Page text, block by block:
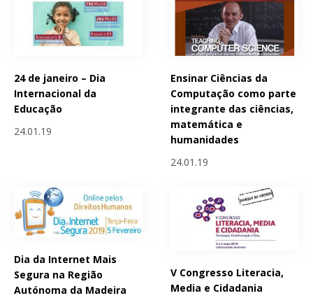
24 de janeiro – Dia
Internacional da
Educação
24.01.19
Ensinar Ciências da
Computação como parte
integrante das ciências,
matemática e
humanidades
24.01.19
Dia da Internet Mais
Segura na Região
Autónoma da Madeira
V Congresso Literacia,
Media e Cidadania